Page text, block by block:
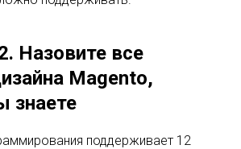
Назовите все
Magento,
знаете
поддерживает 12